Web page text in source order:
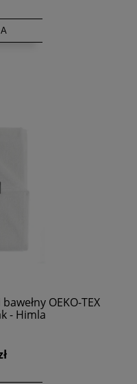
OEKO-TEX
- Himla